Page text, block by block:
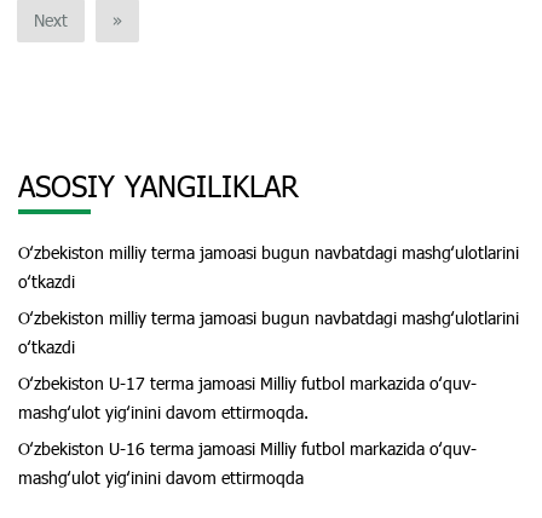
Next »
ASOSIY YANGILIKLAR
Oʻzbekiston milliy terma jamoasi bugun navbatdagi mashgʻulotlarini
oʻtkazdi
Oʻzbekiston milliy terma jamoasi bugun navbatdagi mashgʻulotlarini
oʻtkazdi
Oʻzbekiston U-17 terma jamoasi Milliy futbol markazida oʻquv-
mashgʻulot yigʻinini davom ettirmoqda.
Oʻzbekiston U-16 terma jamoasi Milliy futbol markazida oʻquv-
mashgʻulot yigʻinini davom ettirmoqda